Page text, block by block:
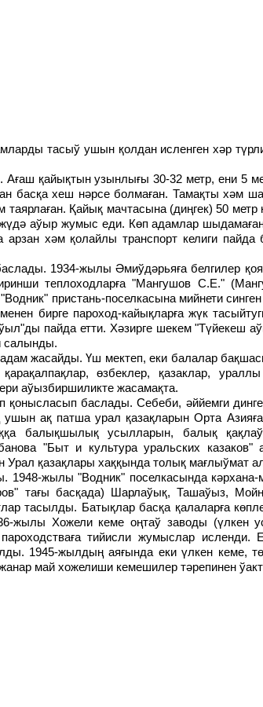
басқа хеш нәрсе болмаған. Тамақты хәм
Қайық мачтасына (диңгек) 50
аўыр жумыс еди. Көп адамлар
арзан хәм қолайлы транспорт келиги
теплоходларға "Мангушов С.Е."
пристань-поселкасына мийнети
бирге пароход-кайықларға жүк
пайда етти. Хәзирге шекем "Түйекеш
салынды.
өзбеклер, қазаклар,
аўызбиршиликте жасамақта.
ақ патша урал қазақларын Орта
балықшылық усылларын, балық
"Быт и культура уральских казаков"
қазақлары хаққында толық мағлыўмат
тағы басқада) Шарлаўық, Ташаўыз,
тасылды. Батықлар басқа қалаларға
жылы Хожели кеме оңтаў заводы (үлкен
тийисли жумыслар исленди.
1945-жылдың аяғында еки үлкен кеме,
май хожелиши кемешилер тәрепинен